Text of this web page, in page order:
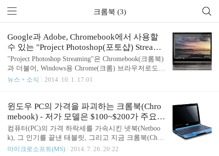
크롬북 (3)
Google과 Adobe, Chromebook에서 사용할
수 있는 "Project Photoshop(포토샵) Streami
ng"을 발표
"Project Photoshop Streaming"은 Chromebook(크롬북)
과 더불어, Windows용 Chrome(크롬) 브라우저로도
이용할 수 있는 Web 앱 버전 Photoshop(포토샵). 베타
은 기능을 탑재하고 있다. 미국 Google(구글)은 9월 2
9일(현지 시간), 미국 Adobe Systems(어도비)와의 협
력 하에 Chromebook에서 사용할 수 있는 Photoshop인
"Project Photoshop Streaming"의 서비스를 시작했다
고 발표했다. 먼저, 미국의 교육 기관 전용 Creative Cl
oud사용자에게 베타 판을 제공한다. Chromebook용
뉴스 + 소식 2014. 10. 1. 17:01
윈도우 PC의 가격을 파괴하는 크롬북(Chro
mebook) - 저가 모델은 $100~$200가 주요
격전지로
컴퓨터(PC)의 가격 하락세를 가속시킨 넷북(Netboo
k), 그 인기를 끝낸 태블릿, 그리고 지금 크롬북(Chro
mebook)이 등장함에 따라 윈도우 PC는 새로운 저가
마이크로소프트(MS) 2014. 7. 26. 20:22